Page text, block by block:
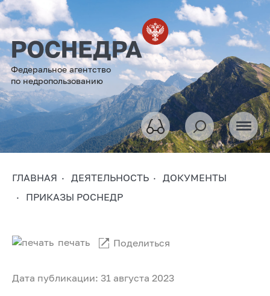
Федеральное агентство
по недропользованию
ГЛАВНАЯ ДЕЯТЕЛЬНОСТЬ
ДОКУМЕНТЫ
ПРИКАЗЫ РОСНЕДР
Дата публикации: 31 августа 2023
печать Поделиться